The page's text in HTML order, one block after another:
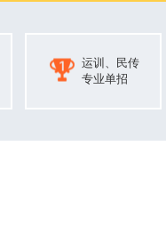
运训、民传
专业单招